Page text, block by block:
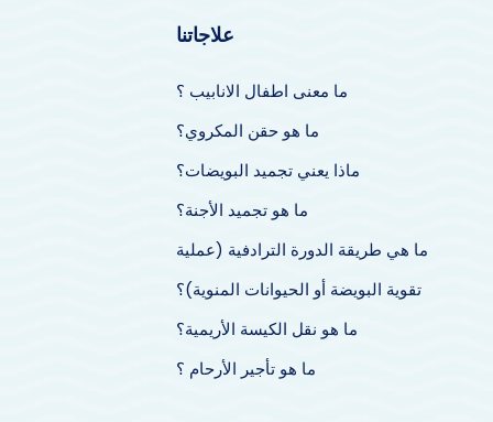
علاجاتنا
ما معنى اطفال الانابيب ؟
ما هو حقن المكروي؟
ماذا يعني تجميد البويضات؟
ما هو تجميد الأجنة؟
ما هي طريقة الدورة الترادفية (عملية
تقوية البويضة أو الحيوانات المنوية)؟
ما هو نقل الكيسة الأريمية؟
ما هو تأجير الأرحام ؟